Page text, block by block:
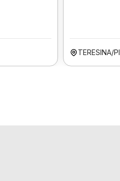
TERESINA/PI